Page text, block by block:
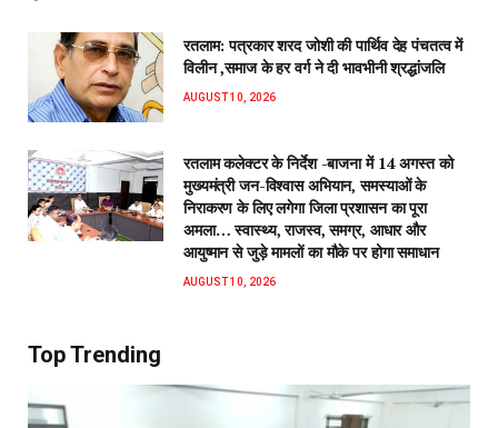
रतलाम: पत्रकार शरद जोशी की पार्थिव देह पंचतत्व में
विलीन ,समाज के हर वर्ग ने दी भावभीनी श्रद्धांजलि
AUGUST 10, 2026
रतलाम कलेक्टर के निर्देश -बाजना में 14 अगस्त को
मुख्यमंत्री जन-विश्वास अभियान, समस्याओं के
निराकरण के लिए लगेगा जिला प्रशासन का पूरा
अमला… स्वास्थ्य, राजस्व, समग्र, आधार और
आयुष्मान से जुड़े मामलों का मौके पर होगा समाधान
AUGUST 10, 2026
Top Trending